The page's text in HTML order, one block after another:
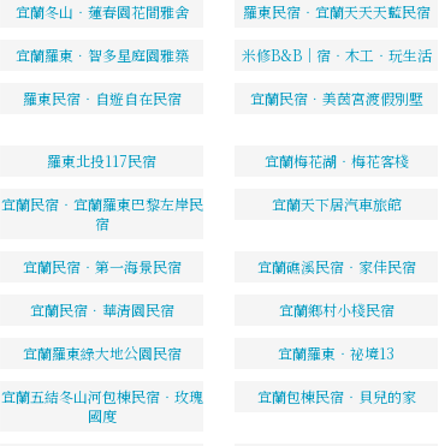
宜蘭冬山‧蓮春園花間雅舍 羅東民宿‧宜蘭天天天藍民宿
宜蘭羅東．智多星庭園雅築 米修B&B｜宿‧木工‧玩生活
羅東民宿‧自遊自在民宿 宜蘭民宿．美茵宮渡假別墅
羅東北投117民宿 宜蘭梅花湖‧梅花客棧
宜蘭民宿‧宜蘭羅東巴黎左岸民
宿
宜蘭天下居汽車旅館
宜蘭民宿‧第一海景民宿 宜蘭礁溪民宿‧家佳民宿
宜蘭民宿．華清園民宿 宜蘭鄉村小棧民宿
宜蘭羅東綠大地公園民宿 宜蘭羅東‧祕境13
宜蘭五結冬山河包棟民宿‧玫瑰
國度
宜蘭包棟民宿‧貝兒的家